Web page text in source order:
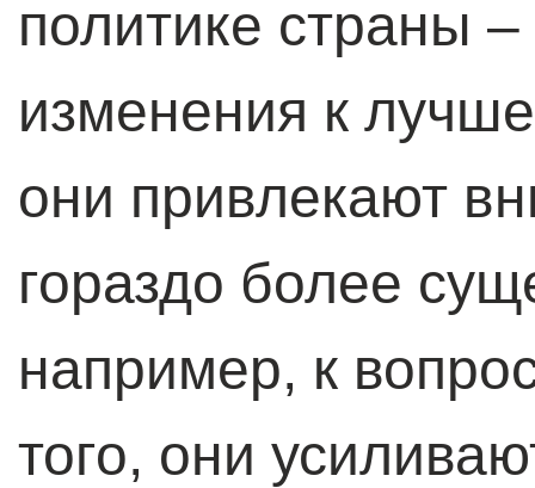
политике страны
изменения к
они привлекают
гораздо более
например, к
того, они